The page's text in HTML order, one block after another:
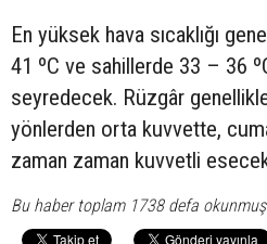
En yüksek hava sıcaklığı
41 ºC ve sahillerde 33 – 36
seyredecek. Rüzgâr
yönlerden orta kuvvette,
zaman zaman kuvvetli
Bu haber toplam 1738 defa